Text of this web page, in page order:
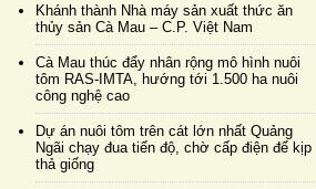
Khánh thành Nhà máy sản xuất thức ăn
thủy sản Cà Mau – C.P. Việt Nam
Cà Mau thúc đẩy nhân rộng mô hình nuôi
tôm RAS-IMTA, hướng tới 1.500 ha nuôi
công nghệ cao
Dự án nuôi tôm trên cát lớn nhất Quảng
Ngãi chạy đua tiến độ, chờ cấp điện để kịp
thả giống